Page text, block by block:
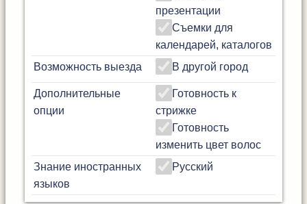
презентации
Съемки для
календарей, каталогов
Возможность выезда
В другой город
Дополнительные
опции
Готовность к
стрижке
Готовность
изменить цвет волос
Знание иностранных
языков
Русский